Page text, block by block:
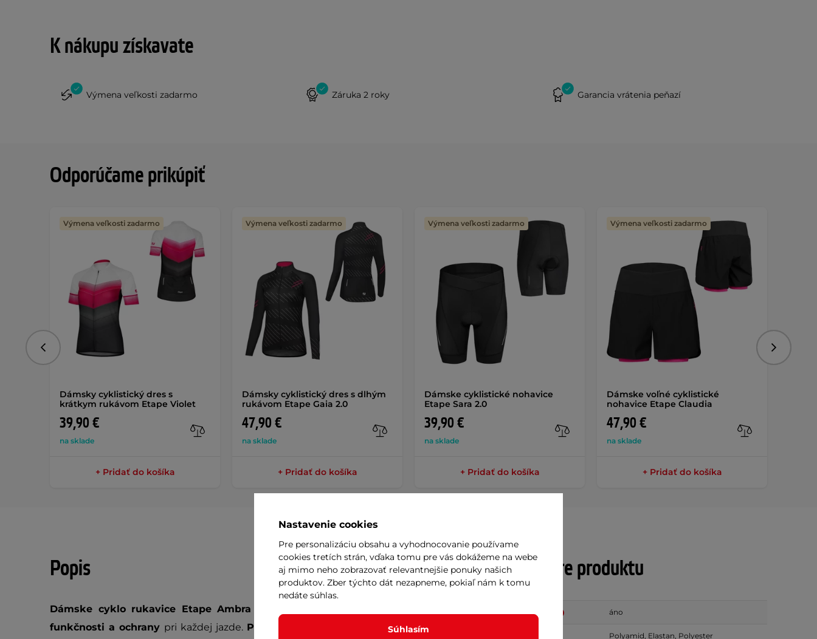
K nákupu získavate
Výmena veľkosti zadarmo Záruka 2 roky Garancia vrátenia peňazí
Odporúčame prikúpiť
Dámsky cyklistický dres s
krátkym rukávom Etape Violet
39,90 €
na sklade
Výmena veľkosti zadarmo
+ Pridať do košíka
Dámsky cyklistický dres s dlhým
rukávom Etape Gaia 2.0
47,90 €
na sklade
Výmena veľkosti zadarmo
+ Pridať do košíka
Dámske cyklistické nohavice
Etape Sara 2.0
39,90 €
na sklade
Výmena veľkosti zadarmo
+ Pridať do košíka
Dámske voľné cyklistické
nohavice Etape Claudia
47,90 €
na sklade
Výmena veľkosti zadarmo
+ Pridať do košíka
Predchádzajúce
Popis
Dámske cyklo rukavice Etape Ambra
funkčnosti a ochrany pri každej jazde. Priedušný a elastický materiálna chrbte
Parametre produktu
Gélové výplne áno
Polyamid, Elastan, Polyester
Nastavenie cookies
Pre personalizáciu obsahu a vyhodnocovanie používame
cookies tretích strán, vďaka tomu pre vás dokážeme na webe
aj mimo neho zobrazovať relevantnejšie ponuky našich
produktov. Zber týchto dát nezapneme, pokiaľ nám k tomu
nedáte súhlas.
Súhlasím